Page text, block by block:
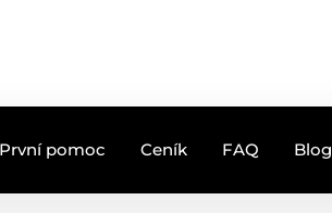
První pomoc Ceník FAQ Blog